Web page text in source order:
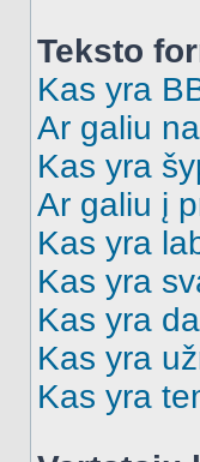
Teksto
Kas yra
Ar galiu
Kas yra
Ar galiu į
Kas yra
Kas yra
Kas yra
Kas yra
Kas yra